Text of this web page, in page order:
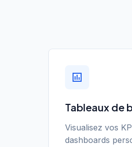
Tableaux de
Visualisez vos
dashboards